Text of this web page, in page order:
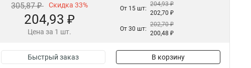
305,87 ₽ Скидка 33%
204,93 ₽
Цена за 1 шт.
От 15 шт:
204,93 ₽
202,70 ₽
От 30 шт:
202,70 ₽
200,48 ₽
Быстрый заказ В корзину